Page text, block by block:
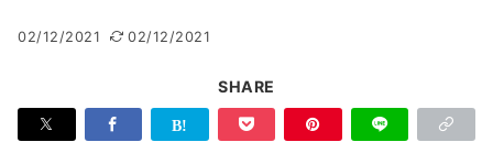
02/12/2021 02/12/2021
SHARE